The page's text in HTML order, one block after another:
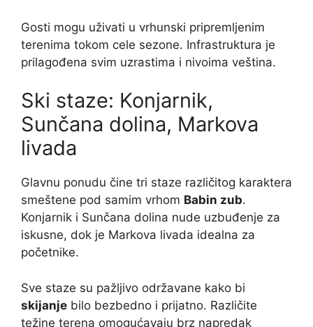
Gosti mogu uživati u vrhunski pripremljenim
terenima tokom cele sezone. Infrastruktura je
prilagođena svim uzrastima i nivoima veština.
Ski staze: Konjarnik,
Sunčana dolina, Markova
livada
Glavnu ponudu čine tri staze različitog karaktera
smeštene pod samim vrhom Babin zub.
Konjarnik i Sunčana dolina nude uzbuđenje za
iskusne, dok je Markova livada idealna za
početnike.
Sve staze su pažljivo održavane kako bi
skijanje bilo bezbedno i prijatno. Različite
težine terena omogućavaju brz napredak